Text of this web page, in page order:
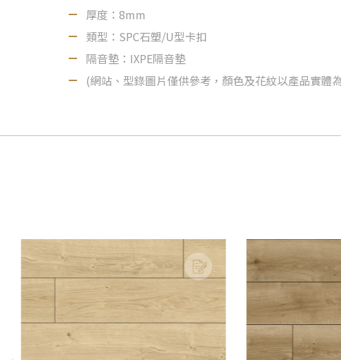
厚度：8mm
類型：SPC石塑/U型卡扣
隔音墊：IXPE隔音墊
(網站、型錄圖片僅供參考，顏色及花紋以產品實體